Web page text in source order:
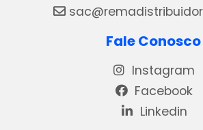
Fale Conosco
Instagram
Facebook
Linkedin